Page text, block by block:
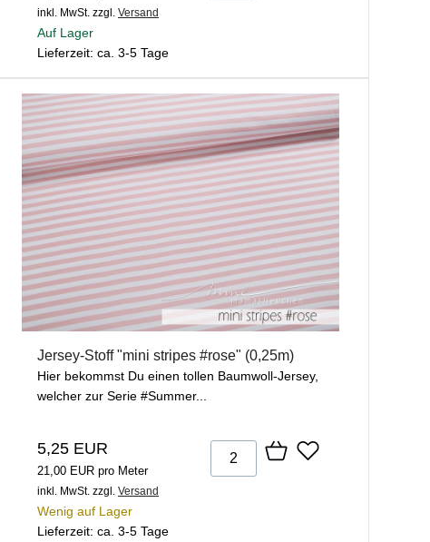
inkl. MwSt. zzgl. Versand
Auf Lager
Lieferzeit: ca. 3-5 Tage
Jersey-Stoff "mini stripes #rose" (0,25m)
Hier bekommst Du einen tollen Baumwoll-Jersey,
welcher zur Serie #Summer...
5,25 EUR
21,00 EUR pro Meter
inkl. MwSt. zzgl. Versand
Wenig auf Lager
Lieferzeit: ca. 3-5 Tage